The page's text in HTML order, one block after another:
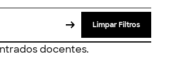
Limpar Filtros
docentes.